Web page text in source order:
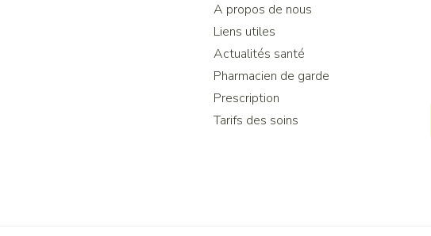
A propos de nous
Liens utiles
Actualités santé
Pharmacien de garde
Prescription
Tarifs des soins